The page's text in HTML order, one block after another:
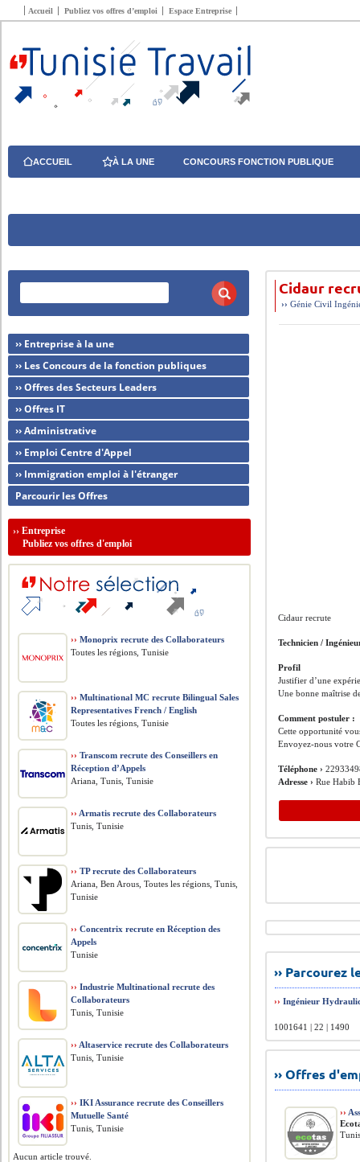
Accueil Publiez vos offres d’emploi Espace Entreprise
ACCUEIL À LA UNE CONCOURS FONCTION PUBLIQUE
Cidaur
››Génie Civil
Cidaur recrute
Technicien /
Profil
Justifier d’une
Une bonne maîtrise
Comment postuler :
Cette opportunité
Envoyez-nous votre
Téléphone ›
Adresse › Rue Habib
››
››Ingénieur
1001641 | 22 | 1490
›› Offres
››
›› Entreprise à la une
›› Les Concours de la fonction publiques
›› Offres des Secteurs Leaders
›› Offres IT
›› Administrative
›› Emploi Centre d'Appel
›› Immigration emploi à l'étranger
Parcourir les Offres
››Entreprise
Publiez vos offres d'emploi
›› Monoprix recrute des Collaborateurs
Toutes les régions, Tunisie
›› Multinational MC recrute Bilingual Sales
Representatives French / English
Toutes les régions, Tunisie
›› Transcom recrute des Conseillers en
Réception d’Appels
Ariana, Tunis, Tunisie
›› Armatis recrute des Collaborateurs
Tunis, Tunisie
›› TP recrute des Collaborateurs
Ariana, Ben Arous, Toutes les régions, Tunis,
Tunisie
›› Concentrix recrute en Réception des
Appels
Tunisie
›› Industrie Multinational recrute des
Collaborateurs
Tunis, Tunisie
›› Altaservice recrute des Collaborateurs
Tunis, Tunisie
›› IKI Assurance recrute des Conseillers
Mutuelle Santé
Tunis, Tunisie
Aucun article trouvé.